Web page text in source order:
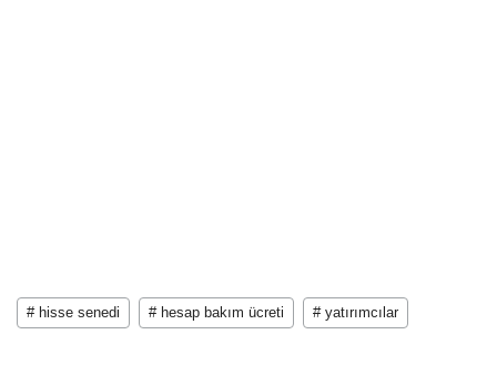
# hisse senedi # hesap bakım ücreti # yatırımcılar